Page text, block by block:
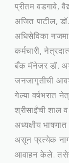
प्रीतम वडगावे,
अजित पाटील,
अधिसेविका
कर्मचारी,
बँक मॅनेजर डॉ.
जनजागृतीची
गेल्या वर्षभरात
श्रीसाईंची शाल
अध्यक्षीय
असून प्रत्येक
आवाहन केले. तसेच